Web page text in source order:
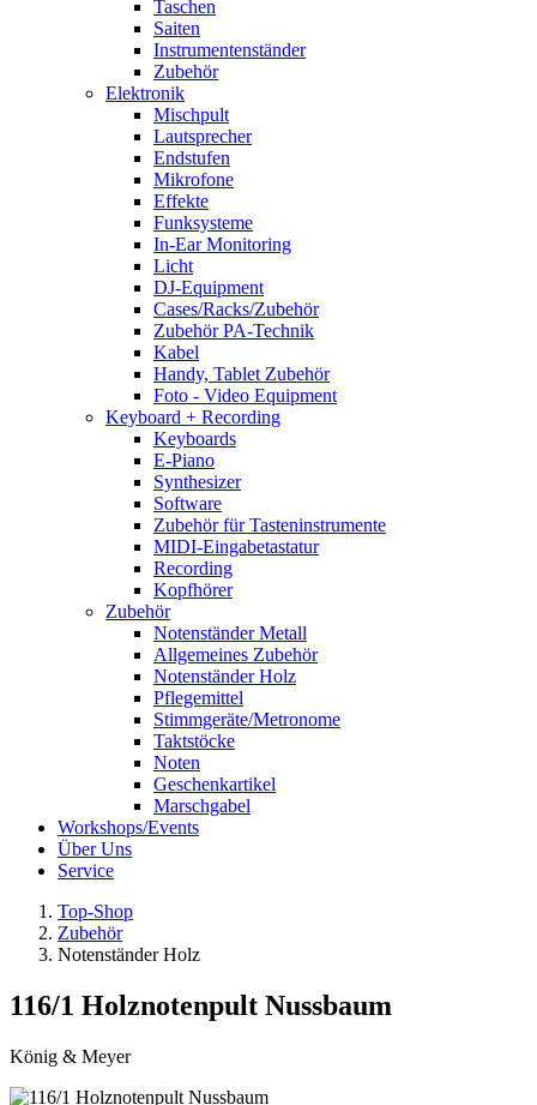
Taschen
Saiten
Instrumentenständer
Zubehör
Elektronik
Mischpult
Lautsprecher
Endstufen
Mikrofone
Effekte
Funksysteme
In-Ear Monitoring
Licht
DJ-Equipment
Cases/Racks/Zubehör
Zubehör PA-Technik
Kabel
Handy, Tablet Zubehör
Foto - Video Equipment
Keyboard + Recording
Keyboards
E-Piano
Synthesizer
Software
Zubehör für Tasteninstrumente
MIDI-Eingabetastatur
Recording
Kopfhörer
Zubehör
Notenständer Metall
Allgemeines Zubehör
Notenständer Holz
Pflegemittel
Stimmgeräte/Metronome
Taktstöcke
Noten
Geschenkartikel
Marschgabel
Workshops/Events
Über Uns
Service
Top-Shop
Zubehör
Notenständer Holz
116/1 Holznotenpult Nussbaum
König & Meyer